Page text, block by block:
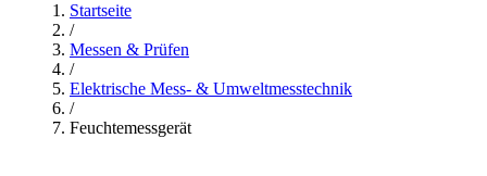
Startseite
/
Messen & Prüfen
/
Elektrische Mess- & Umweltmesstechnik
/
Feuchtemessgerät